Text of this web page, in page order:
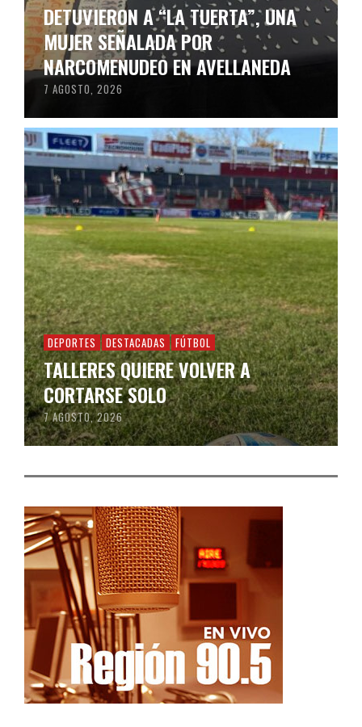
DETUVIERON A “LA TUERTA”, UNA
MUJER SEÑALADA POR
NARCOMENUDEO EN AVELLANEDA
7 AGOSTO, 2026
DEPORTES DESTACADAS FÚTBOL
TALLERES QUIERE VOLVER A
CORTARSE SOLO
7 AGOSTO, 2026